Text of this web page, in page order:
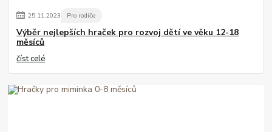
25.11.2023 Pro rodiče
Výběr nejlepších hraček pro rozvoj dětí ve věku 12-18
měsíců
číst celé